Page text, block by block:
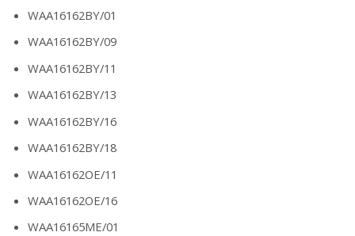
WAA16162BY/01
WAA16162BY/09
WAA16162BY/11
WAA16162BY/13
WAA16162BY/16
WAA16162BY/18
WAA16162OE/11
WAA16162OE/16
WAA16165ME/01